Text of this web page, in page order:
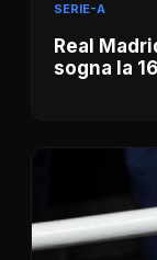
SERIE-A
Real
sogna la